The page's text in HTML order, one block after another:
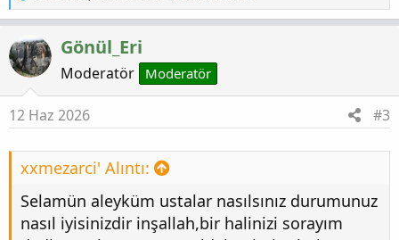
e
p
k
i
l
e
r
:
Gönül_Eri
Moderatör Moderatör
12 Haz 2026 #3
xxmezarci' Alıntı:
Selamün aleyküm ustalar nasılsınız durumunuz
nasıl iyisinizdir inşallah,bir halinizi sorayım